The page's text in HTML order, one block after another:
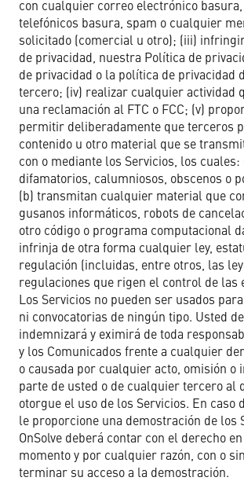
con cualquier correo electrónico
telefónicos basura, spam o cualquier
solicitado (comercial u otro); (iii)
de privacidad, nuestra Política de
de privacidad o la política de privacidad
tercero; (iv) realizar cualquier actividad
una reclamación al FTC o FCC; (v)
permitir deliberadamente que terceros
contenido u otro material que se
con o mediante los Servicios, los cuales:
difamatorios, calumniosos, obscenos o
(b) transmitan cualquier material que
gusanos informáticos, robots de
otro código o programa computacional
infrinja de otra forma cualquier ley,
regulación (incluidas, entre otros, las
regulaciones que rigen el control de las
Los Servicios no pueden ser usados
ni convocatorias de ningún tipo. Usted
indemnizará y eximirá de toda
y los Comunicados frente a cualquier
o causada por cualquier acto, omisión o
parte de usted o de cualquier tercero al
otorgue el uso de los Servicios. En caso
le proporcione una demostración de los
OnSolve deberá contar con el derecho
momento y por cualquier razón, con o
terminar su acceso a la demostración.